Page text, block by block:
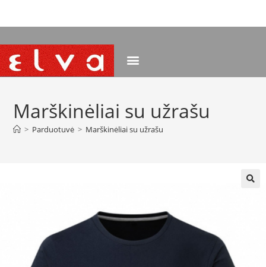
Marškinėliai su užrašu
> Parduotuvė > Marškinėliai su užrašu